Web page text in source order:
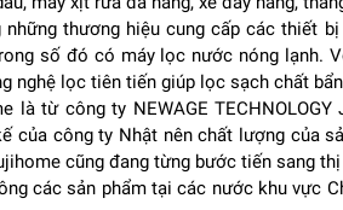
giúp tăng độ bền, hạn chế han gỉ và dễ
tính thẩm mỹ cao mà còn phù hợp với
hàng, Khách sạn, Quầy bar, Bếp ăn công
bám bẩn và chống oxy hóa tốt trong
thương hiệu cung cấp các thiết
số đó có máy lọc nước nóng lạnh.
nghệ lọc tiên tiến giúp lọc sạch chất
là từ công ty NEWAGE
của công ty Nhật nên chất lượng của
cũng đang từng bước tiến sang
các sản phẩm tại các nước khu vực